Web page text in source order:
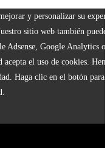
y personalizar su
sitio web también puede
Adsense, Google Analytics o
el uso de cookies.
Haga clic en el botón para